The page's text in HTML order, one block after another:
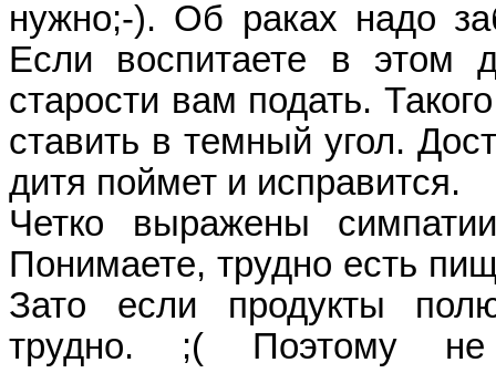
нужно;-). Об раках надо
Если воспитаете в этом
старости вам подать.
ставить в темный угол.
дитя поймет и исправится.
Четко выражены
Понимаете, трудно есть
Зато если продукты
трудно. ;( Поэтому не